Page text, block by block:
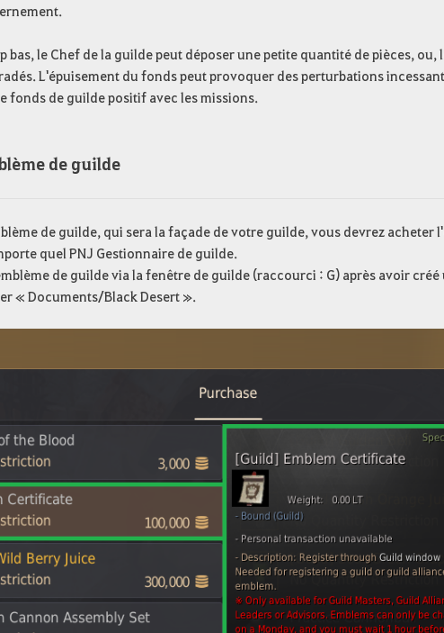
bas, le Chef de la guilde peut déposer une petite quantité de pièces, ou,
L'épuisement du fonds peut provoquer des perturbations
fonds de guilde positif avec les missions.
de guilde
de guilde, qui sera la façade de votre guilde, vous devrez acheter
quel PNJ Gestionnaire de guilde.
de guilde via la fenêtre de guilde (raccourci : G) après avoir
« Documents/Black Desert ».